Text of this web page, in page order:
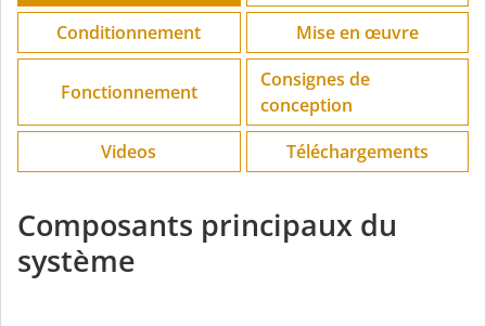
Conditionnement
Mise en œuvre
Fonctionnement
Consignes de
conception
Videos
Téléchargements
Composants principaux du
système